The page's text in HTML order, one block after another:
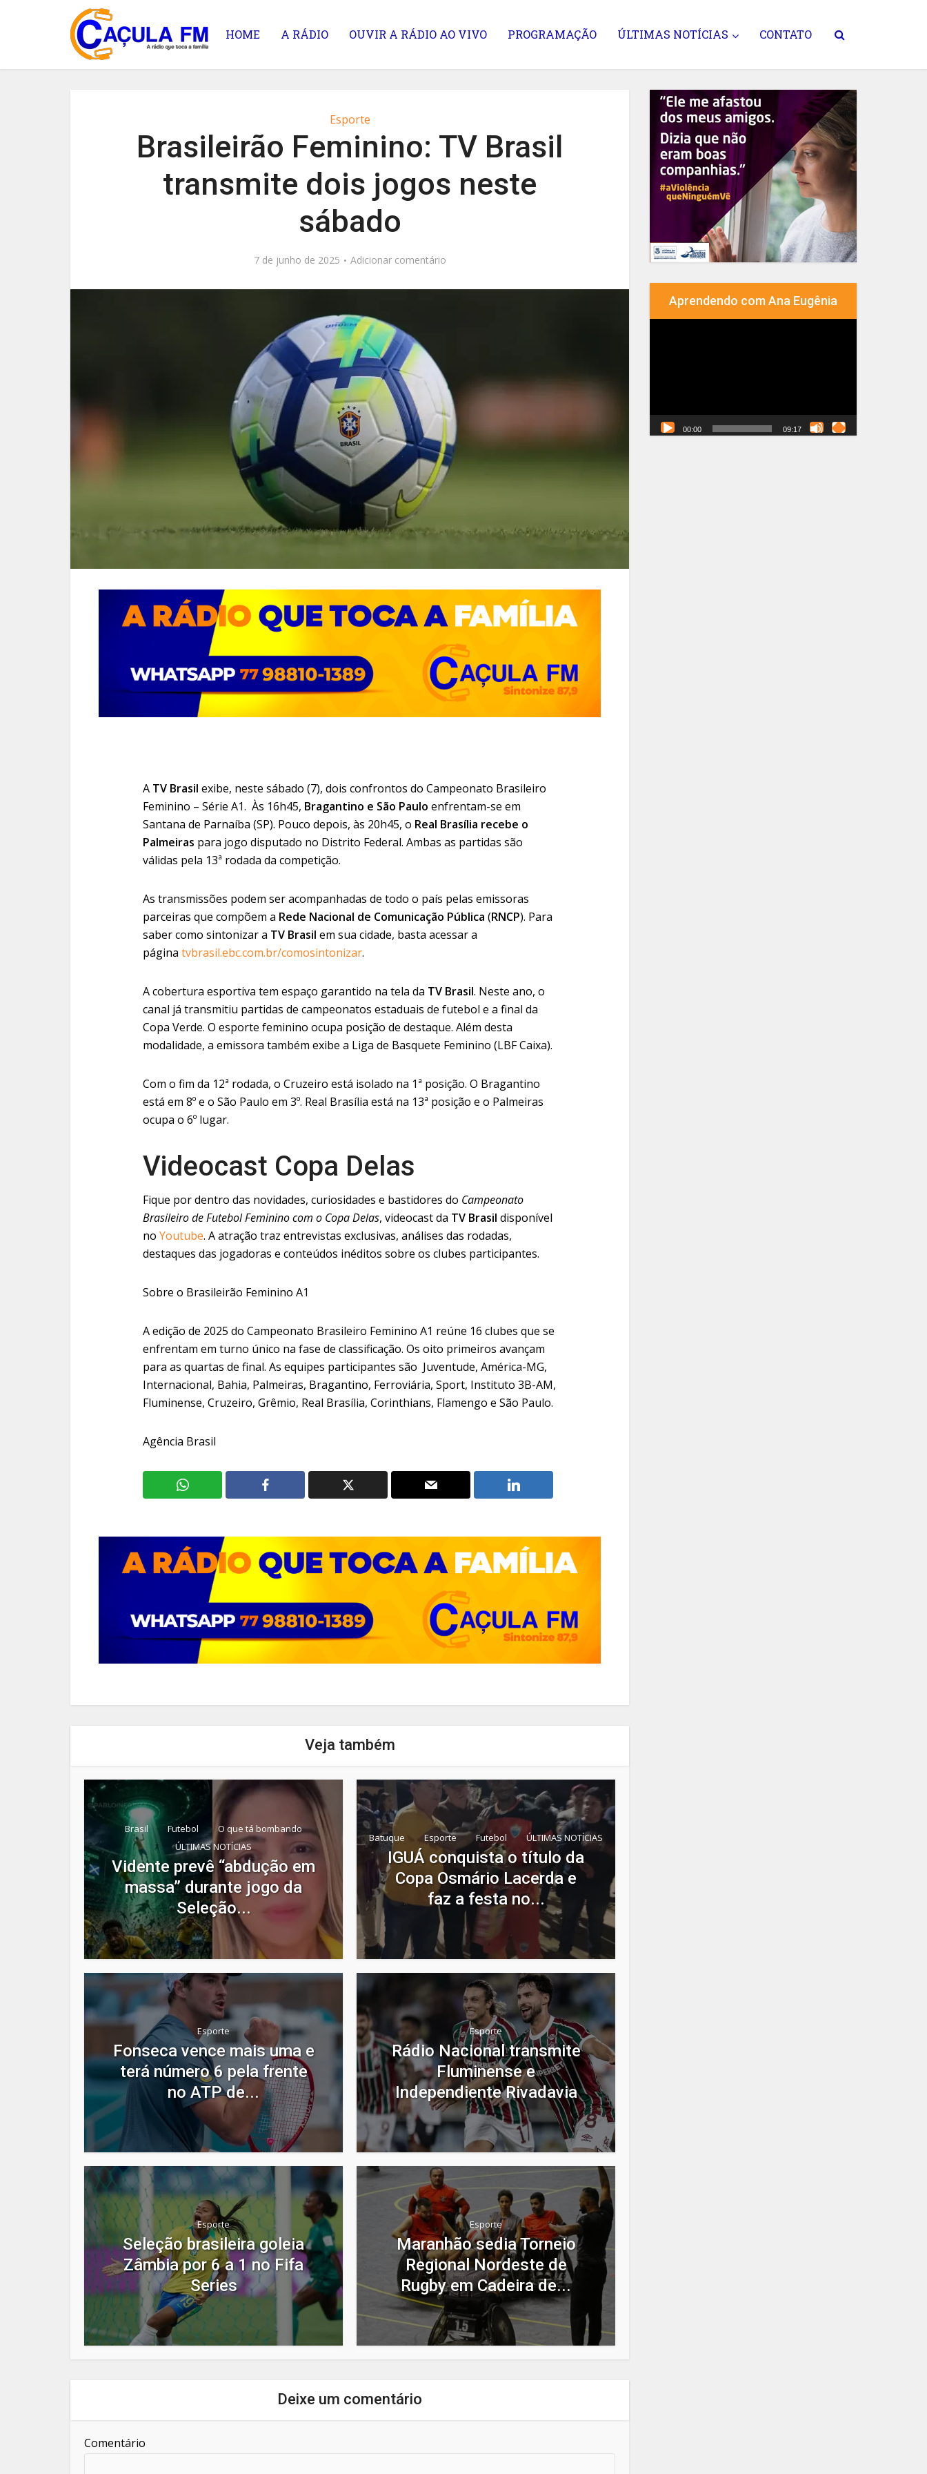
HOME A RÁDIO OUVIR A RÁDIO AO VIVO PROGRAMAÇÃO ÚLTIMAS NOTÍCIAS CONTATO
Esporte
Brasileirão Feminino: TV Brasil
transmite dois jogos neste
sábado
7 de junho de 2025 Adicionar comentário
A TV Brasil exibe, neste sábado (7), dois confrontos do Campeonato Brasileiro
Feminino – Série A1. Às 16h45, Bragantino e São Paulo enfrentam-se em
Santana de Parnaíba (SP). Pouco depois, às 20h45, o Real Brasília recebe o
Palmeiras para jogo disputado no Distrito Federal. Ambas as partidas são
válidas pela 13ª rodada da competição.
As transmissões podem ser acompanhadas de todo o país pelas emissoras
parceiras que compõem a Rede Nacional de Comunicação Pública (RNCP). Para
saber como sintonizar a TV Brasil em sua cidade, basta acessar a
página tvbrasil.ebc.com.br/comosintonizar.
A cobertura esportiva tem espaço garantido na tela da TV Brasil. Neste ano, o
canal já transmitiu partidas de campeonatos estaduais de futebol e a final da
Copa Verde. O esporte feminino ocupa posição de destaque. Além desta
modalidade, a emissora também exibe a Liga de Basquete Feminino (LBF Caixa).
Com o fim da 12ª rodada, o Cruzeiro está isolado na 1ª posição. O Bragantino
está em 8º e o São Paulo em 3º. Real Brasília está na 13ª posição e o Palmeiras
ocupa o 6º lugar.
Videocast Copa Delas
Fique por dentro das novidades, curiosidades e bastidores do Campeonato
Brasileiro de Futebol Feminino com o Copa Delas, videocast da TV Brasil disponível
no Youtube. A atração traz entrevistas exclusivas, análises das rodadas,
destaques das jogadoras e conteúdos inéditos sobre os clubes participantes.
Sobre o Brasileirão Feminino A1
A edição de 2025 do Campeonato Brasileiro Feminino A1 reúne 16 clubes que se
enfrentam em turno único na fase de classificação. Os oito primeiros avançam
para as quartas de final. As equipes participantes são Juventude, América-MG,
Internacional, Bahia, Palmeiras, Bragantino, Ferroviária, Sport, Instituto 3B-AM,
Fluminense, Cruzeiro, Grêmio, Real Brasília, Corinthians, Flamengo e São Paulo.
Agência Brasil
Veja também
Brasil Futebol
O que tá bombando
ÚLTIMAS NOTÍCIAS
Vidente prevê “abdução em
massa” durante jogo da
Seleção...
Batuque Esporte Futebol ÚLTIMAS NOTÍCIAS
IGUÁ conquista o título da
Copa Osmário Lacerda e
faz a festa no...
Esporte
Fonseca vence mais uma e
terá número 6 pela frente
no ATP de...
Esporte
Rádio Nacional transmite
Fluminense e
Independiente Rivadavia
Esporte
Seleção brasileira goleia
Zâmbia por 6 a 1 no Fifa
Series
Esporte
Maranhão sedia Torneio
Regional Nordeste de
Rugby em Cadeira de...
Deixe um comentário
Comentário
Aprendendo com Ana Eugênia
00:00 09:17